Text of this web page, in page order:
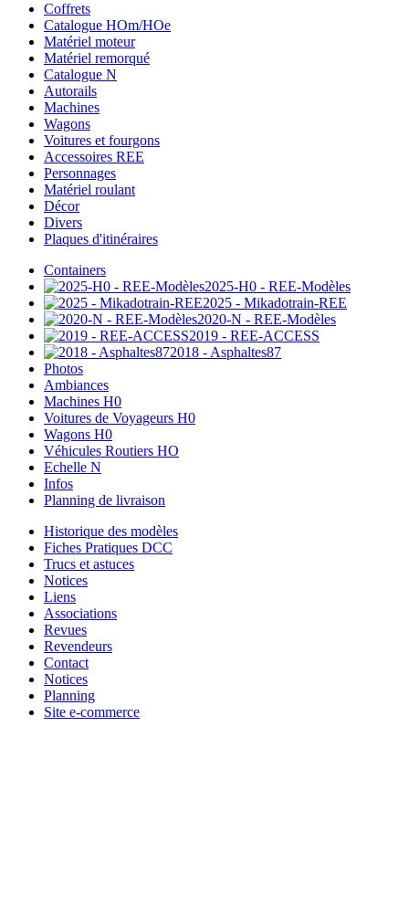
Coffrets
Catalogue HOm/HOe
Matériel moteur
Matériel remorqué
Catalogue N
Autorails
Machines
Wagons
Voitures et fourgons
Accessoires REE
Personnages
Matériel roulant
Décor
Divers
Plaques d'itinéraires
Containers
2025-H0 - REE-Modèles
2025 - Mikadotrain-REE
2020-N - REE-Modèles
2019 - REE-ACCESS
2018 - Asphaltes87
Photos
Ambiances
Machines H0
Voitures de Voyageurs H0
Wagons H0
Véhicules Routiers HO
Echelle N
Infos
Planning de livraison
Historique des modèles
Fiches Pratiques DCC
Trucs et astuces
Notices
Liens
Associations
Revues
Revendeurs
Contact
Notices
Planning
Site e-commerce